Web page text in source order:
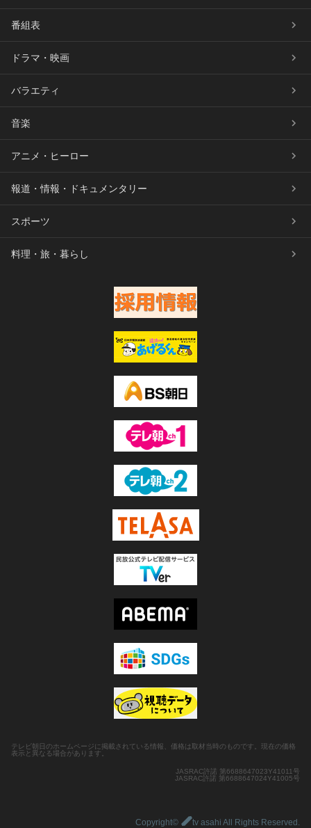
番組表
ドラマ・映画
バラエティ
音楽
アニメ・ヒーロー
報道・情報・ドキュメンタリー
スポーツ
料理・旅・暮らし
テレビ朝日のホームページに掲載されている情報、価格は取材当時のものです。現在の価格
表示と異なる場合があります。
JASRAC許諾 第6688647023Y41011号
JASRAC許諾 第6688647024Y41005号
Copyright© tv asahi All Rights Reserved.